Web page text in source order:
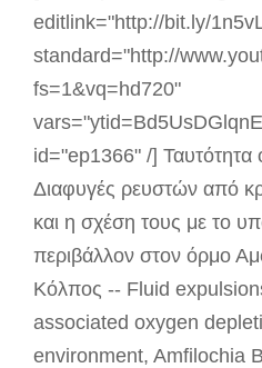
editlink="http://bit.ly/
standard="http://
fs=1&vq=hd720"
id="ep1366" /] Ταυτότητα
Διαφυγές ρευστών από
και η σχέση τους με το
περιβάλλον στον όρμο
Kόλπος -- Fluid
associated oxygen
environment, Amfilochia